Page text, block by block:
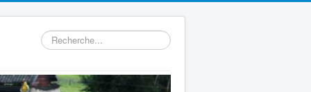
Rechercher